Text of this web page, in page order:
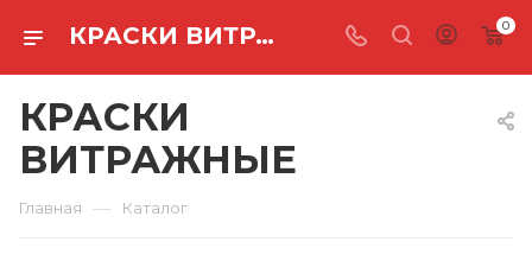
КРАСКИ ВИТРАЖНЫЕ 0
КРАСКИ
ВИТРАЖНЫЕ
Главная — Каталог